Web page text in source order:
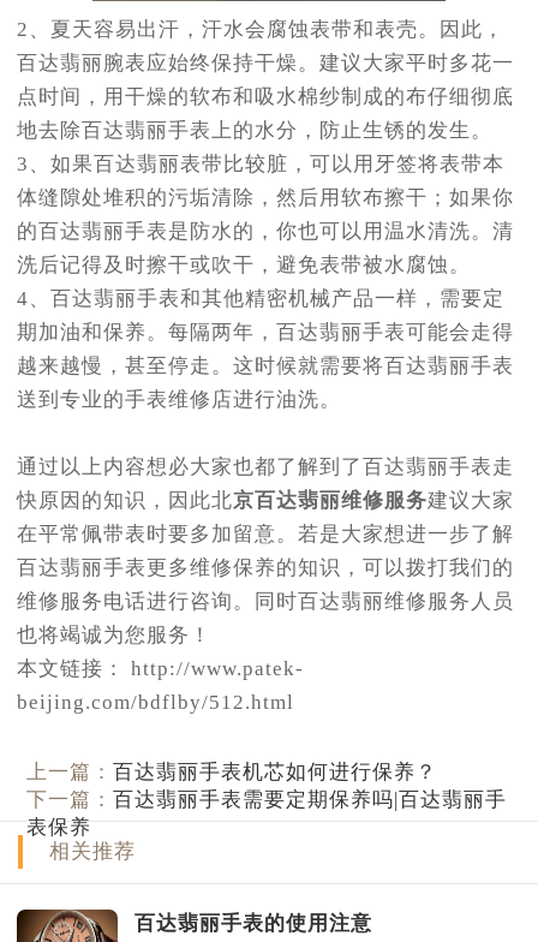
2、夏天容易出汗，汗水会腐蚀表带和表壳。因此，
百达翡丽腕表应始终保持干燥。建议大家平时多花一
点时间，用干燥的软布和吸水棉纱制成的布仔细彻底
地去除百达翡丽手表上的水分，防止生锈的发生。
3、如果百达翡丽表带比较脏，可以用牙签将表带本
体缝隙处堆积的污垢清除，然后用软布擦干；如果你
的百达翡丽手表是防水的，你也可以用温水清洗。清
洗后记得及时擦干或吹干，避免表带被水腐蚀。
4、百达翡丽手表和其他精密机械产品一样，需要定
期加油和保养。每隔两年，百达翡丽手表可能会走得
越来越慢，甚至停走。这时候就需要将百达翡丽手表
送到专业的手表维修店进行油洗。
通过以上内容想必大家也都了解到了百达翡丽手表走
快原因的知识，因此北京百达翡丽维修服务建议大家
在平常佩带表时要多加留意。若是大家想进一步了解
百达翡丽手表更多维修保养的知识，可以拨打我们的
维修服务电话进行咨询。同时百达翡丽维修服务人员
也将竭诚为您服务！
本文链接： http://www.patek-
beijing.com/bdflby/512.html
上一篇：百达翡丽手表机芯如何进行保养？
下一篇：百达翡丽手表需要定期保养吗|百达翡丽手
表保养
相关推荐
百达翡丽手表的使用注意